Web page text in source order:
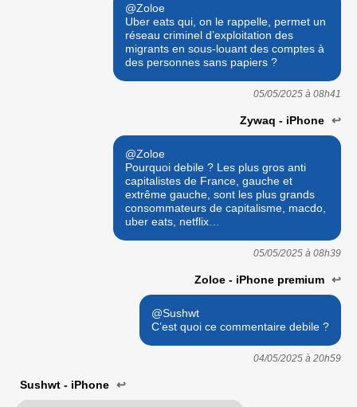
@Zoloe
Uber eats qui, on le rappelle, permet un
réseau criminel d’exploitation des
migrants en sous-louant des comptes à
des personnes sans papiers ?
05/05/2025 à 08h41
Zywaq - iPhone ↩
@Zoloe
Pourquoi debile ? Les plus gros anti
capitalistes de France, gauche et
extrême gauche, sont les plus grands
consommateurs de capitalisme, macdo,
uber eats, netflix…
05/05/2025 à 08h39
Zoloe - iPhone premium ↩
@Sushwt
C’est quoi ce commentaire debile ?
04/05/2025 à 20h59
Sushwt - iPhone ↩